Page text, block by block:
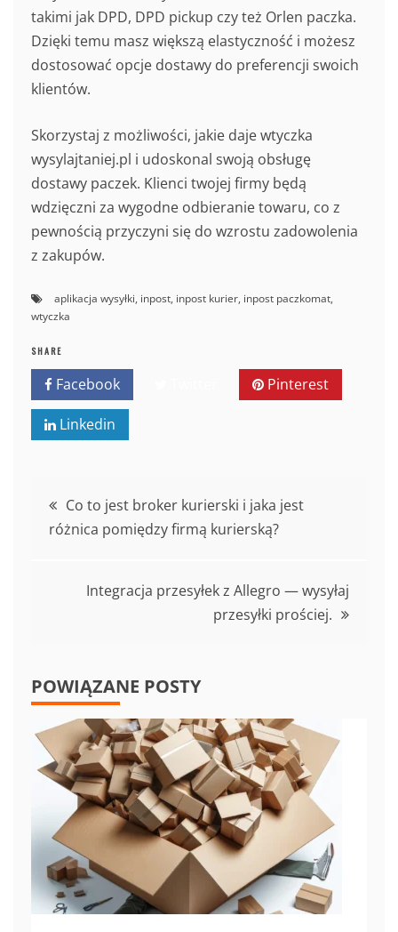
takimi jak DPD, DPD pickup czy też Orlen paczka.
Dzięki temu masz większą elastyczność i możesz
dostosować opcje dostawy do preferencji swoich
klientów.
Skorzystaj z możliwości, jakie daje wtyczka
wysylajtaniej.pl i udoskonal swoją obsługę
dostawy paczek. Klienci twojej firmy będą
wdzięczni za wygodne odbieranie towaru, co z
pewnością przyczyni się do wzrostu zadowolenia
z zakupów.
aplikacja wysyłki, inpost, inpost kurier, inpost paczkomat,
wtyczka
SHARE
Facebook Pinterest
Linkedin
Nawigacja
wpisu
Co to jest broker kurierski i jaka jest
różnica pomiędzy firmą kurierską?
Integracja przesyłek z Allegro — wysyłaj
przesyłki prościej.
POWIĄZANE POSTY